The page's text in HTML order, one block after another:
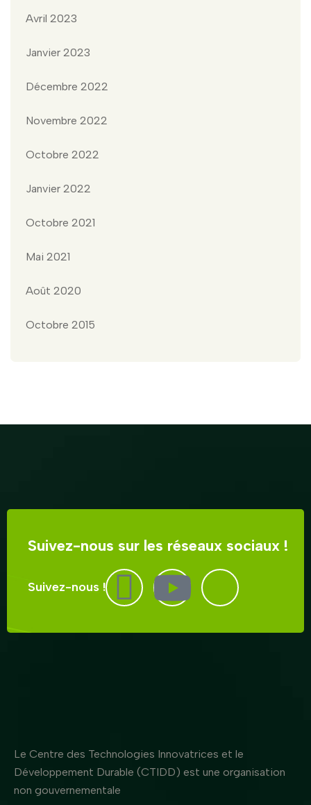
Avril 2023
Janvier 2023
Décembre 2022
Novembre 2022
Octobre 2022
Janvier 2022
Octobre 2021
Mai 2021
Août 2020
Octobre 2015
Suivez-nous sur les réseaux sociaux !
Suivez-nous !
Le Centre des Technologies Innovatrices et le
Développement Durable (CTIDD) est une organisation
non gouvernementale